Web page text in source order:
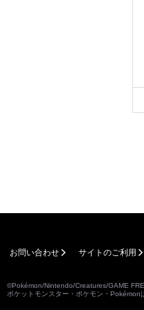
お問い合わせ サイトのご利用
©Pokémon/Nintendo/Creatures/GAME
ポケットモンスター・ポケモン・